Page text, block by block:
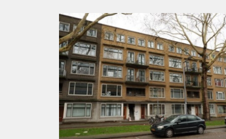
Huurtoeslag
Mogelijk
Inkomen eis
N.V.T.
Huurtermijn
Onbepaalde termijn
Oplevering
Kaal